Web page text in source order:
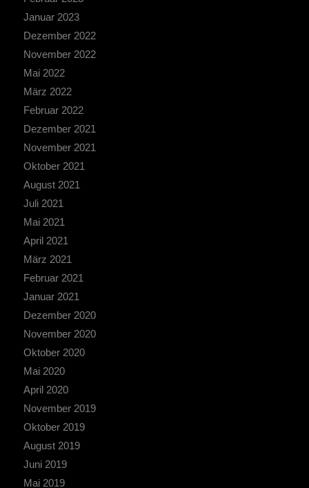
Januar 2023
Dezember 2022
November 2022
Mai 2022
März 2022
Februar 2022
Dezember 2021
November 2021
Oktober 2021
August 2021
Juli 2021
Mai 2021
April 2021
März 2021
Februar 2021
Januar 2021
Dezember 2020
November 2020
Oktober 2020
Mai 2020
April 2020
November 2019
Oktober 2019
August 2019
Juni 2019
Mai 2019